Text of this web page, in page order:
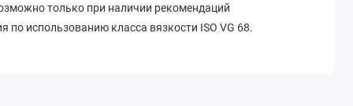
только при наличии рекомендаций
по использованию класса вязкости ISO VG 68.